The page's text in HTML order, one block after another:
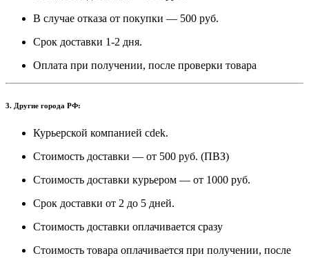
В случае отказа от покупки — 500 руб.
Срок доставки 1-2 дня.
Оплата при получении, после проверки товара
3. Другие города РФ:
Курьерской компанией cdek.
Стоимость доставки — от 500 руб. (ПВЗ)
Стоимость доставки курьером — от 1000 руб.
Срок доставки от 2 до 5 дней.
Стоимость доставки оплачивается сразу
Стоимость товара оплачивается при получении, после